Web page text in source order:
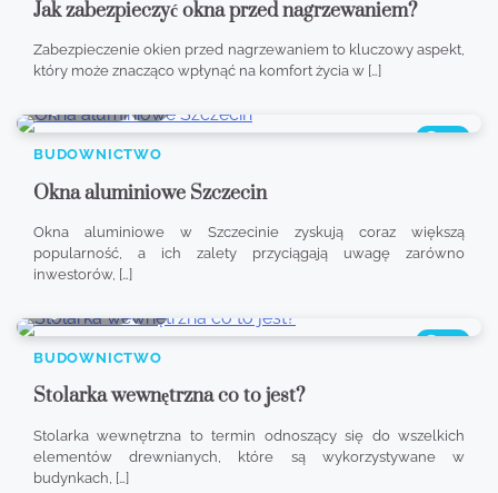
Jak zabezpieczyć okna przed nagrzewaniem?
Zabezpieczenie okien przed nagrzewaniem to kluczowy aspekt,
który może znacząco wpłynąć na komfort życia w […]
391
BUDOWNICTWO
Okna aluminiowe Szczecin
Okna aluminiowe w Szczecinie zyskują coraz większą
popularność, a ich zalety przyciągają uwagę zarówno
inwestorów, […]
347
BUDOWNICTWO
Stolarka wewnętrzna co to jest?
Stolarka wewnętrzna to termin odnoszący się do wszelkich
elementów drewnianych, które są wykorzystywane w
budynkach, […]